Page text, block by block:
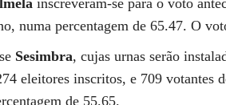
inscreveram-se para o voto
numa percentagem de 65.47. O
Sesimbra, cujas urnas serão
eleitores inscritos, e 709 votantes
de 55.65.